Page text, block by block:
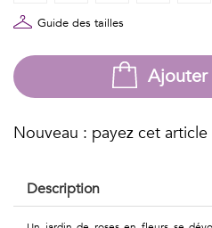
Géométriques
Talents
&
Métiers
motifs
Guide des tailles
Ajouter
Nouveau : payez cet
Description